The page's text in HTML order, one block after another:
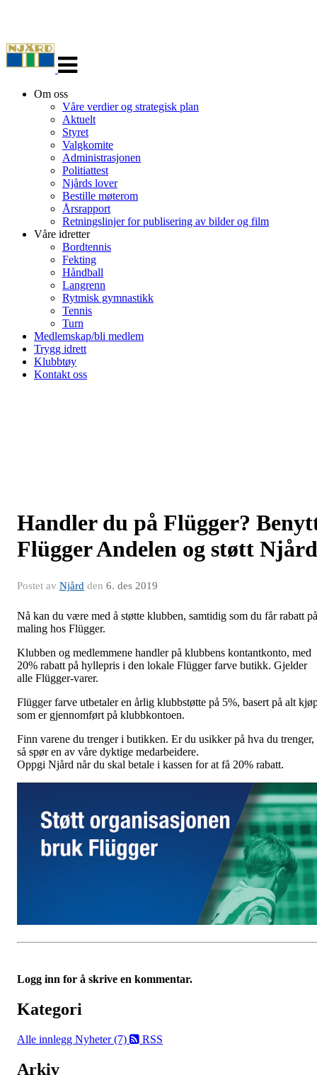
navigasjon
Om oss
Våre verdier og strategisk plan
Aktuelt
Styret
Valgkomite
Administrasjonen
Politiattest
Njårds lover
Bestille møterom
Årsrapport
Retningslinjer for publisering av bilder og film
Våre idretter
Bordtennis
Fekting
Håndball
Langrenn
Rytmisk gymnastikk
Tennis
Turn
Medlemskap/bli medlem
Trygg idrett
Klubbtøy
Kontakt oss
Handler du på Flügger?
Flügger Andelen og støtt Njård
Postet av Njård den 6. des 2019
Nå kan du være med å støtte klubben, samtidig som du får rabatt på
maling hos Flügger.
Klubben og medlemmene handler på klubbens kontantkonto, med
20% rabatt på hyllepris i den lokale Flügger farve butikk. Gjelder
alle Flügger-varer.
Flügger farve utbetaler en årlig klubbstøtte på 5%, basert på alt
som er gjennomført på klubbkontoen.
Finn varene du trenger i butikken. Er du usikker på hva du trenger,
så spør en av våre dyktige medarbeidere.
Oppgi Njård når du skal betale i kassen for at få 20% rabatt.
Logg inn for å skrive en kommentar.
Kategori
Alle innlegg Nyheter (7) RSS
Arkiv